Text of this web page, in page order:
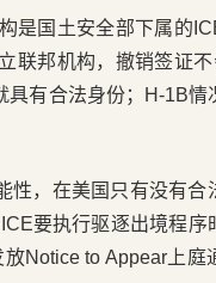
是国土安全部下属的
联邦机构，撤销签证
有合法身份；H-1B情
性，在美国只有没有合
要执行驱逐出境程序
Notice to Appear上庭